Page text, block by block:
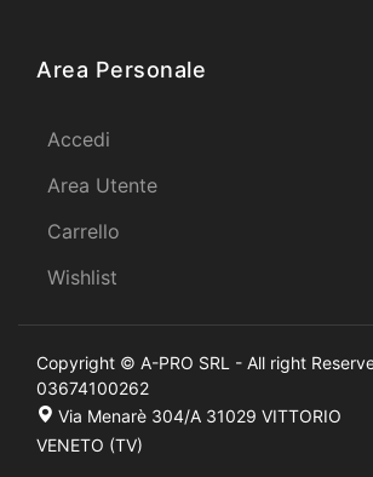
Area Personale
Accedi
Area Utente
Carrello
Wishlist
Copyright © A-PRO SRL - All right
03674100262
Via Menarè 304/A 31029 VITTORIO
VENETO (TV)